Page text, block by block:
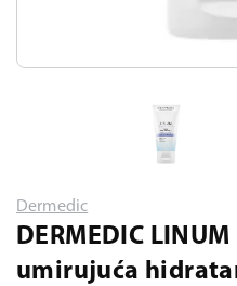
Dermedic
DERMEDIC LINUM
umirujuća